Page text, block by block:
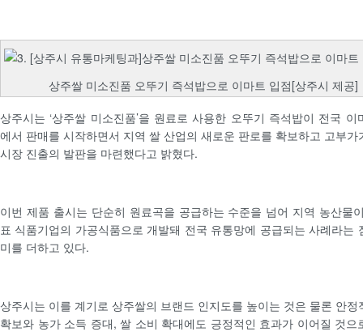
상주쌀 미소진품 오뚜기 즉석밥으로 이마트 입점[상주시 제공]
상주시는 ‘상주쌀 미소진품’을 원료로 사용한 오뚜기 즉석밥이 전국 이
에서 판매를 시작하면서 지역 쌀 산업의 새로운 판로를 확보하고 고부가
시장 진출의 발판을 마련했다고 밝혔다.
이번 제품 출시는 단순히 원료곡을 공급하는 수준을 넘어 지역 농산물
표 식품기업의 가공식품으로 개발돼 전국 유통망에 공급되는 사례라는
미를 더하고 있다.
상주시는 이를 계기로 상주쌀의 브랜드 인지도를 높이는 것은 물론 안정
확보와 농가 소득 증대, 쌀 소비 확대에도 긍정적인 효과가 이어질 것으